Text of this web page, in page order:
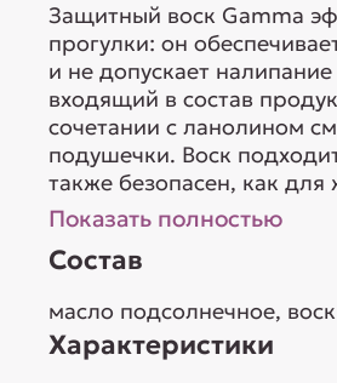
Защитный воск Gamma
прогулки: он
и не допускает
входящий в состав
сочетании с ланолином
подушечки. Воск
также безопасен, как для
Показать полностью
Состав
масло подсолнечное,
Характеристики